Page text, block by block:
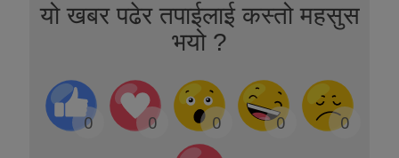
यो खबर पढेर तपाईलाई कस्तो महसुस
भयो ?
0 0 0 0 0